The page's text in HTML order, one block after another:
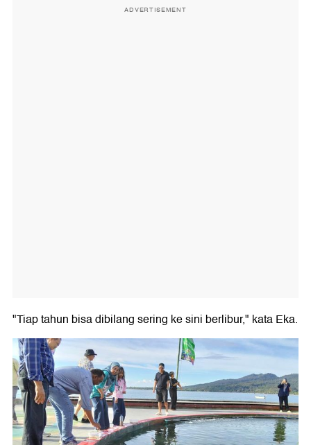
ADVERTISEMENT
"Tiap tahun bisa dibilang sering ke sini berlibur," kata Eka.